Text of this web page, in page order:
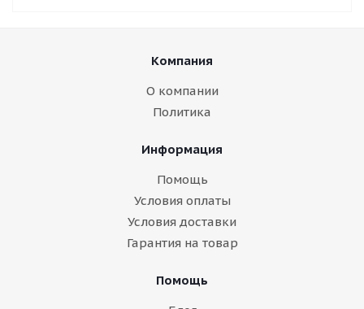
Компания
О компании
Политика
Информация
Помощь
Условия оплаты
Условия доставки
Гарантия на товар
Помощь